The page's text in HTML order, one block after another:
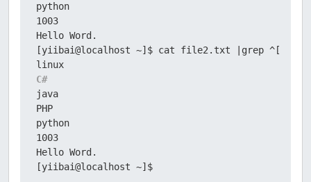
python
1003
Hello Word.
[yiibai@localhost ~]$ cat file2.txt |grep ^[^w]
C#
java
PHP
python
1003
Hello Word.
[yiibai@localhost ~]$